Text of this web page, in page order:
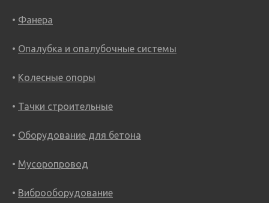
Фанера
Опалубка и опалубочные системы
Колесные опоры
Тачки строительные
Оборудование для бетона
Мусоропровод
Виброоборудование